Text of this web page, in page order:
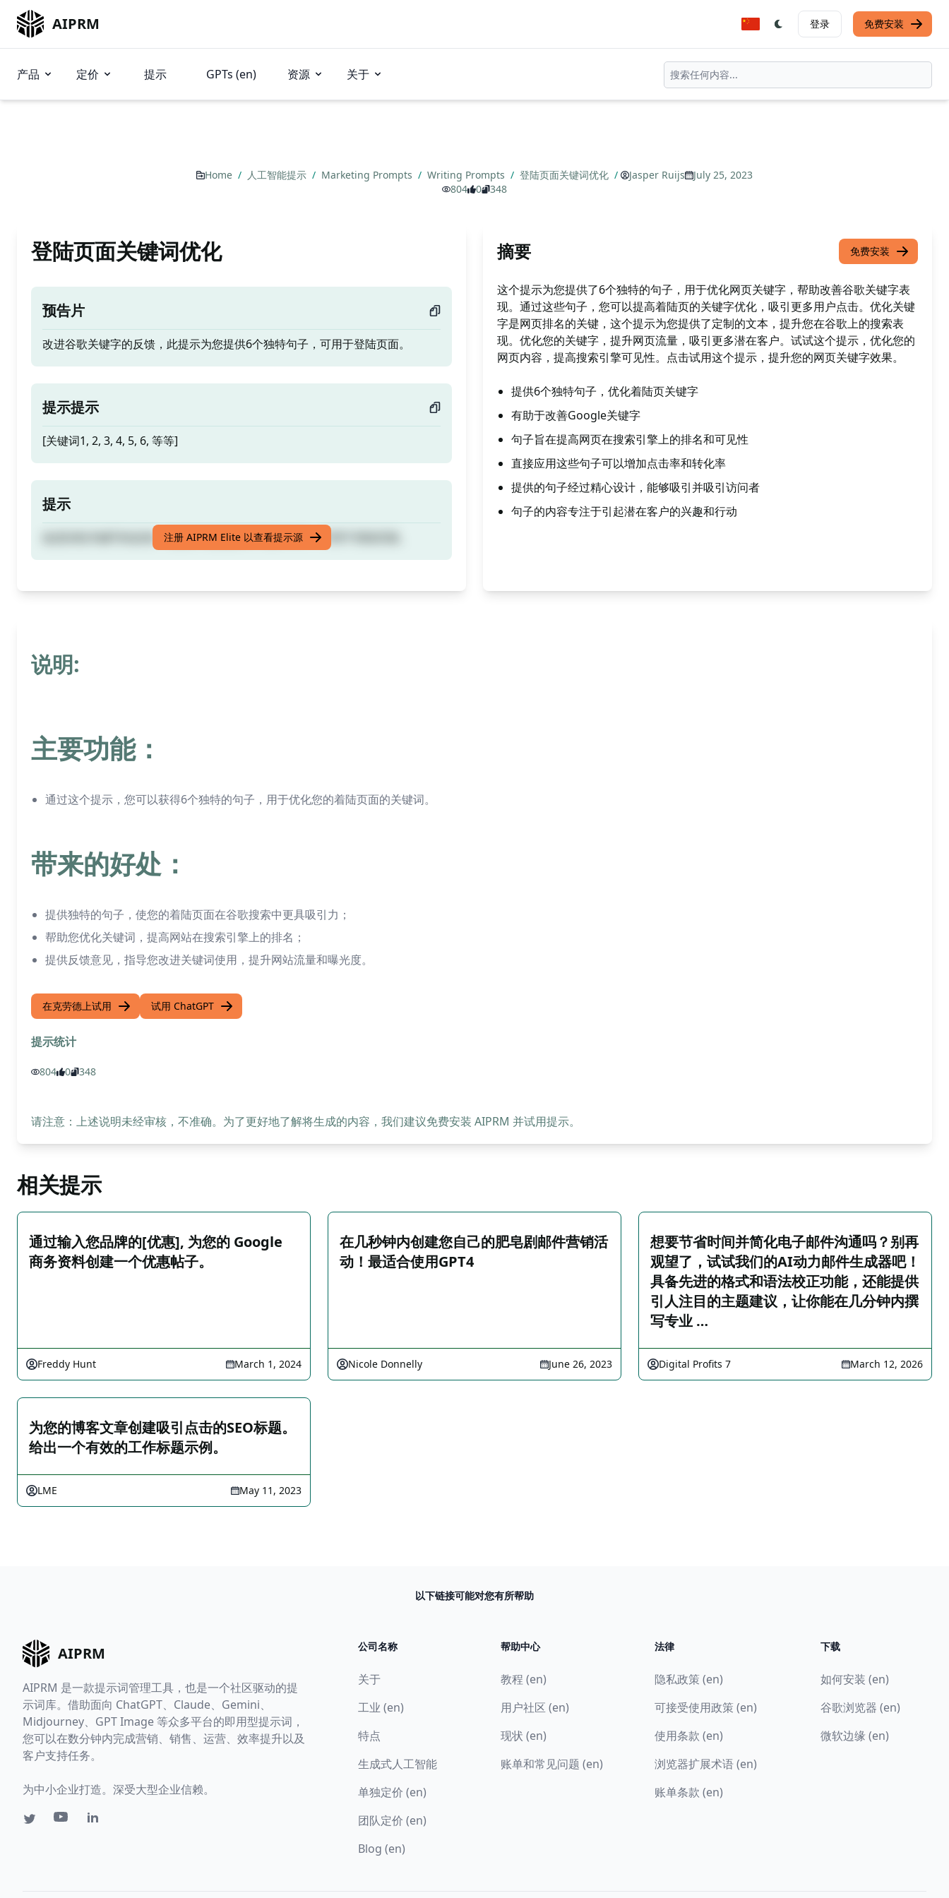
AIPRM 登录 免费安装
产品 定价 提示 GPTs (en) 资源 关于
Home / 人工智能提示 / Marketing Prompts / Writing Prompts / 登陆页面关键词优化 / Jasper Ruijs
July 25, 2023
804
0 348
登陆页面关键词优化
预告片
改进谷歌关键字的反馈，此提示为您提供6个独特句子，可用于登陆页面。
提示提示
[关键词1, 2, 3, 4, 5, 6, 等等]
提示
改进谷歌关键字的反馈，此提示为您提供6个独特句子，可用于登陆页面。
注册 AIPRM Elite 以查看提示源
摘要 免费安装
这个提示为您提供了6个独特的句子，用于优化网页关键字，帮助改善谷歌关键字表
现。通过这些句子，您可以提高着陆页的关键字优化，吸引更多用户点击。优化关键
字是网页排名的关键，这个提示为您提供了定制的文本，提升您在谷歌上的搜索表
现。优化您的关键字，提升网页流量，吸引更多潜在客户。试试这个提示，优化您的
网页内容，提高搜索引擎可见性。点击试用这个提示，提升您的网页关键字效果。
提供6个独特句子，优化着陆页关键字
有助于改善Google关键字
句子旨在提高网页在搜索引擎上的排名和可见性
直接应用这些句子可以增加点击率和转化率
提供的句子经过精心设计，能够吸引并吸引访问者
句子的内容专注于引起潜在客户的兴趣和行动
说明:
主要功能：
通过这个提示，您可以获得6个独特的句子，用于优化您的着陆页面的关键词。
带来的好处：
提供独特的句子，使您的着陆页面在谷歌搜索中更具吸引力；
帮助您优化关键词，提高网站在搜索引擎上的排名；
提供反馈意见，指导您改进关键词使用，提升网站流量和曝光度。
在克劳德上试用 试用 ChatGPT
提示统计
804 0 348
请注意：上述说明未经审核，不准确。为了更好地了解将生成的内容，我们建议免费安装 AIPRM 并试用提示。
相关提示
通过输入您品牌的[优惠], 为您的 Google
商务资料创建一个优惠帖子。
Freddy Hunt March 1, 2024
在几秒钟内创建您自己的肥皂剧邮件营销活
动！最适合使用GPT4
Nicole Donnelly June 26, 2023
想要节省时间并简化电子邮件沟通吗？别再
观望了，试试我们的AI动力邮件生成器吧！
具备先进的格式和语法校正功能，还能提供
引人注目的主题建议，让你能在几分钟内撰
写专业 …
Digital Profits 7 March 12, 2026
为您的博客文章创建吸引点击的SEO标题。
给出一个有效的工作标题示例。
LME May 11, 2023
以下链接可能对您有所帮助
AIPRM
AIPRM 是一款提示词管理工具，也是一个社区驱动的提
示词库。借助面向 ChatGPT、Claude、Gemini、
Midjourney、GPT Image 等众多平台的即用型提示词，
您可以在数分钟内完成营销、销售、运营、效率提升以及
客户支持任务。
为中小企业打造。深受大型企业信赖。
公司名称
关于
工业 (en)
特点
生成式人工智能
单独定价 (en)
团队定价 (en)
Blog (en)
帮助中心
教程 (en)
用户社区 (en)
现状 (en)
账单和常见问题 (en)
法律
隐私政策 (en)
可接受使用政策 (en)
使用条款 (en)
浏览器扩展术语 (en)
账单条款 (en)
下载
如何安装 (en)
谷歌浏览器 (en)
微软边缘 (en)